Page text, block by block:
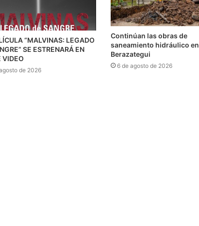
“MALVINAS: LEGADO
SE ESTRENARÁ EN
VIDEO
de 2026
Continúan las obras de
saneamiento hidráulico en
Berazategui
6 de agosto de 2026